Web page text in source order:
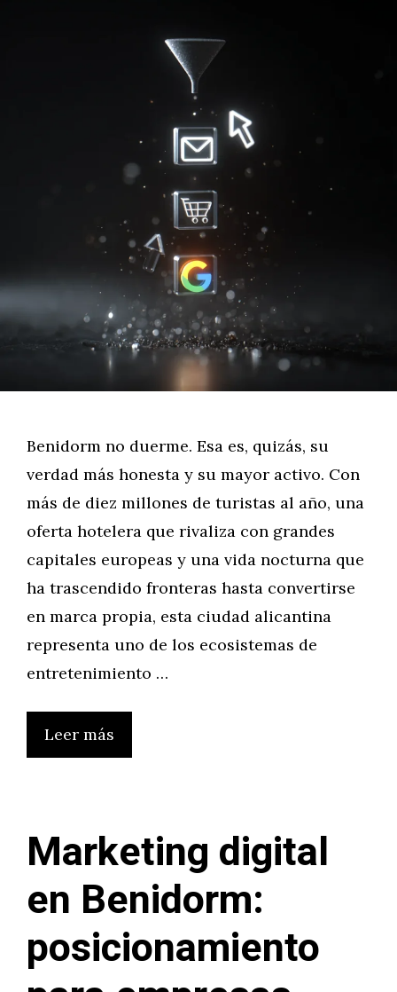
Benidorm no duerme. Esa es, quizás, su
verdad más honesta y su mayor activo. Con
más de diez millones de turistas al año, una
oferta hotelera que rivaliza con grandes
capitales europeas y una vida nocturna que
ha trascendido fronteras hasta convertirse
en marca propia, esta ciudad alicantina
representa uno de los ecosistemas de
entretenimiento …
Leer más
Marketing digital
en Benidorm:
posicionamiento